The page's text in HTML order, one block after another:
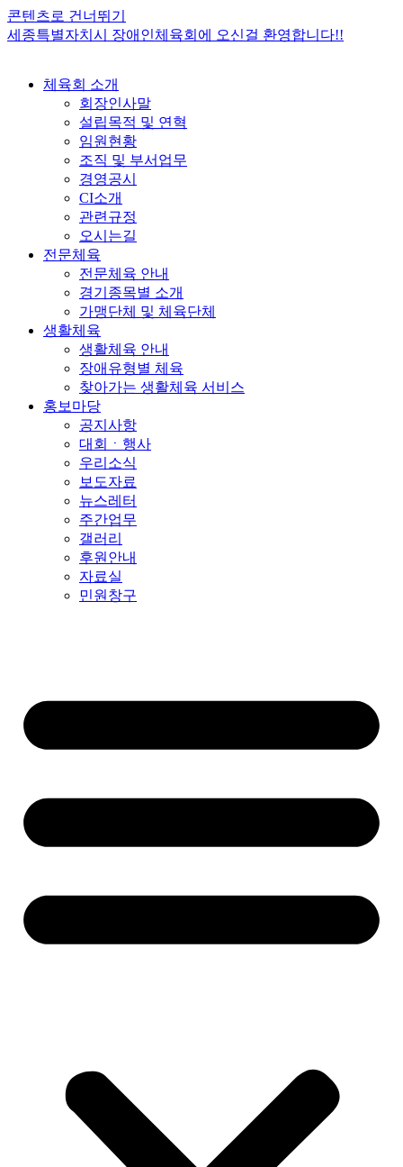
콘텐츠로 건너뛰기
세종특별자치시 장애인체육회에 오신걸 환영합니다!!
체육회 소개
회장인사말
설립목적 및 연혁
임원현황
조직 및 부서업무
경영공시
CI소개
관련규정
오시는길
전문체육
전문체육 안내
경기종목별 소개
가맹단체 및 체육단체
생활체육
생활체육 안내
장애유형별 체육
찾아가는 생활체육 서비스
홍보마당
공지사항
대회ㆍ행사
우리소식
보도자료
뉴스레터
주간업무
갤러리
후원안내
자료실
민원창구